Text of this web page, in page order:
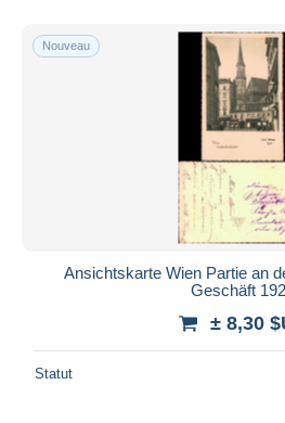
Nouveau
Ansichtskarte Wien Partie an
Geschäft
± 8,30
Statut